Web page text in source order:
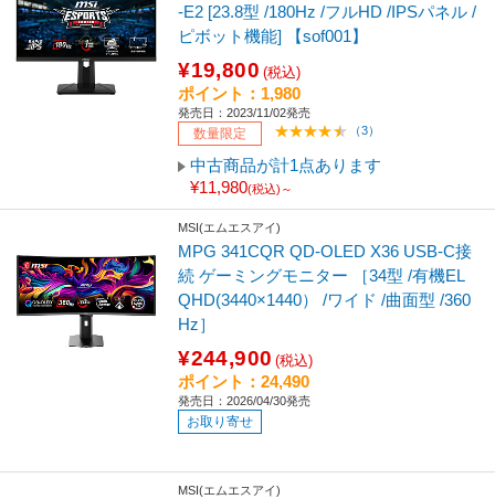
-E2 [23.8型 /180Hz /フルHD /IPSパネル /
ピボット機能] 【sof001】
¥19,800 (税込)
ポイント：1,980
発売日：2023/11/02発売
数量限定 （3）
中古商品が計1点あります
¥11,980(税込)～
MSI(エムエスアイ)
MPG 341CQR QD-OLED X36 USB-C接
続 ゲーミングモニター ［34型 /有機EL
QHD(3440×1440） /ワイド /曲面型 /360
Hz］
¥244,900 (税込)
ポイント：24,490
発売日：2026/04/30発売
お取り寄せ
MSI(エムエスアイ)